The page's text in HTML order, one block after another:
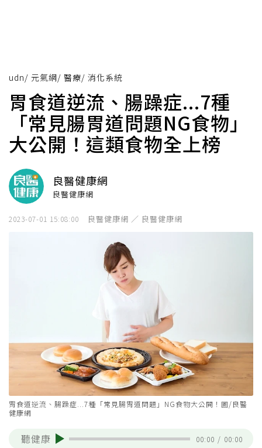
udn/ 元氣網/ 醫療/ 消化系統
胃食道逆流、腸躁症...7種
「常見腸胃道問題NG食物」
大公開！這類食物全上榜
良醫健康網
良醫健康網
2023-07-01 15:08:00 良醫健康網 ／ 良醫健康網
胃食道逆流、腸躁症...7種「常見腸胃道問題」NG食物大公開！圖/良醫
健康網
聽健康 00:00 / 00:00